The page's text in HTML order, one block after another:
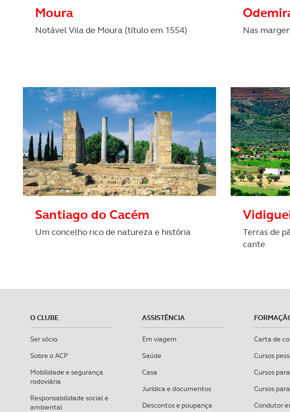
navegação no Website e nos serviços
Consulte a política de cookies do site.
Moura
Notável Vila de Moura (título em 1554) Nas
Santiago do Cacém
Um concelho rico de natureza e história
Terras de
cante
O CLUBE
Ser sócio
Sobre o ACP
Mobilidade e segurança
rodoviária
Responsabilidade social e
ambiental
ASSISTÊNCIA
Em viagem
Saúde
Casa
Jurídica e documentos
Descontos e poupança
Carta de
Cursos
Cursos
Cursos
Condutor